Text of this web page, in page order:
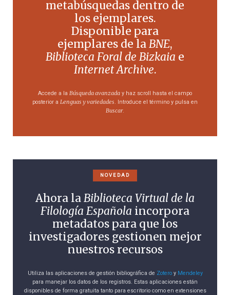
metabúsquedas dentro de
los ejemplares.
Disponible para
ejemplares de laBNE,
Biblioteca Foral de Bizkaia e
Internet Archive.
Accede a la Búsqueda avanzada y haz scroll hasta el campo
posterior a Lenguas y variedades . Introduce el término y pulsa en
Buscar.
NOVEDAD
Ahora laBiblioteca Virtual de la
Filología Española incorpora
metadatos para que los
investigadores gestionen mejor
nuestros recursos
Utiliza las aplicaciones de gestión bibliográfica de Zoteroy Mendeley
para manejar los datos de los registros. Estas aplicaciones están
disponibles de forma gratuita tanto para escritorio como en extensiones